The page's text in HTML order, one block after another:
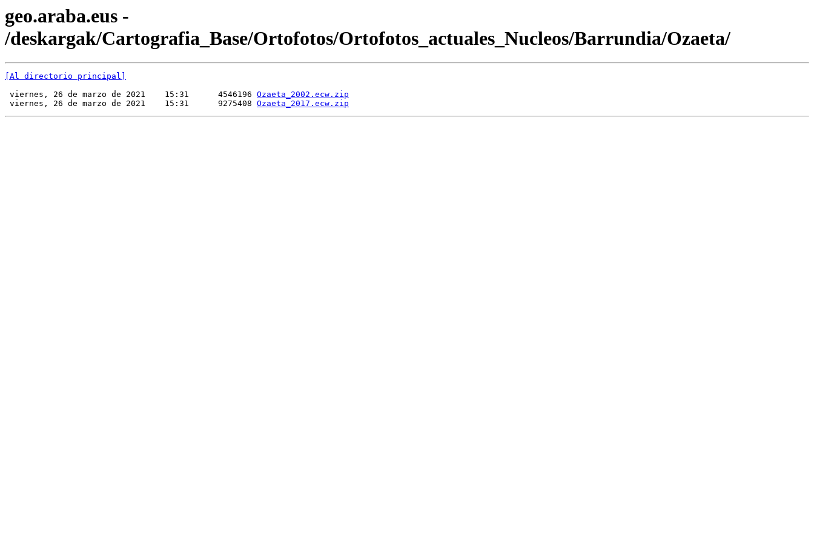
geo.araba.eus -
/deskargak/Cartografia_Base/Ortofotos/Ortofotos_actuales_Nucleos/Barrundia/Ozaeta/
[Al directorio principal]
viernes, 26 de marzo de 2021    15:31      4546196 Ozaeta_2002.ecw.zip
viernes, 26 de marzo de 2021    15:31      9275408 Ozaeta_2017.ecw.zip